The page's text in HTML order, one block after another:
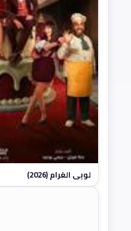
لوبي الغرام (2026)